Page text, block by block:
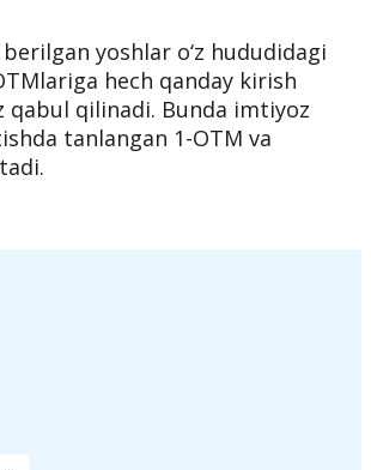
yoshlar o‘z hududidagi
hech qanday kirish
qabul qilinadi. Bunda imtiyoz
tanlangan 1-OTM va